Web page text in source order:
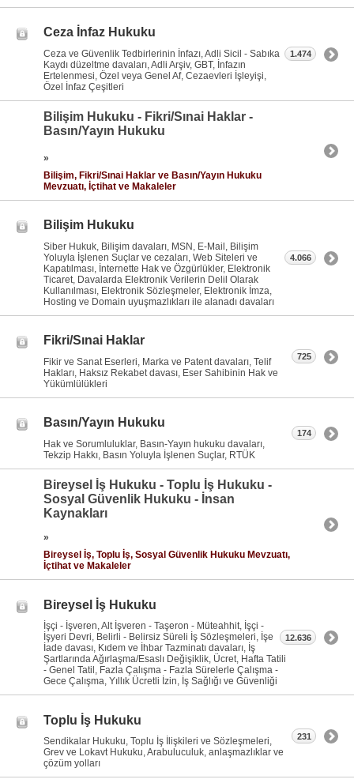
Ceza İnfaz Hukuku
Ceza ve Güvenlik Tedbirlerinin İnfazı, Adli Sicil - Sabıka
Kaydı düzeltme davaları, Adli Arşiv, GBT, İnfazın
Ertelenmesi, Özel veya Genel Af, Cezaevleri İşleyişi,
Özel İnfaz Çeşitleri
1.474
Bilişim Hukuku - Fikri/Sınai Haklar -
Basın/Yayın Hukuku
»
Bilişim, Fikri/Sınai Haklar ve Basın/Yayın Hukuku
Mevzuatı, İçtihat ve Makaleler
Bilişim Hukuku
Siber Hukuk, Bilişim davaları, MSN, E-Mail, Bilişim
Yoluyla İşlenen Suçlar ve cezaları, Web Siteleri ve
Kapatılması, İnternette Hak ve Özgürlükler, Elektronik
Ticaret, Davalarda Elektronik Verilerin Delil Olarak
Kullanılması, Elektronik Sözleşmeler, Elektronik İmza,
Hosting ve Domain uyuşmazlıkları ile alanadı davaları
4.066
Fikri/Sınai Haklar
Fikir ve Sanat Eserleri, Marka ve Patent davaları, Telif
Hakları, Haksız Rekabet davası, Eser Sahibinin Hak ve
Yükümlülükleri
725
Basın/Yayın Hukuku
Hak ve Sorumluluklar, Basın-Yayın hukuku davaları,
Tekzip Hakkı, Basın Yoluyla İşlenen Suçlar, RTÜK
174
Bireysel İş Hukuku - Toplu İş Hukuku -
Sosyal Güvenlik Hukuku - İnsan
Kaynakları
»
Bireysel İş, Toplu İş, Sosyal Güvenlik Hukuku Mevzuatı,
İçtihat ve Makaleler
Bireysel İş Hukuku
İşçi - İşveren, Alt İşveren - Taşeron - Müteahhit, İşçi -
İşyeri Devri, Belirli - Belirsiz Süreli İş Sözleşmeleri, İşe
İade davası, Kıdem ve İhbar Tazminatı davaları, İş
Şartlarında Ağırlaşma/Esaslı Değişiklik, Ücret, Hafta Tatili
- Genel Tatil, Fazla Çalışma - Fazla Sürelerle Çalışma -
Gece Çalışma, Yıllık Ücretli İzin, İş Sağlığı ve Güvenliği
12.636
Toplu İş Hukuku
Sendikalar Hukuku, Toplu İş İlişkileri ve Sözleşmeleri,
Grev ve Lokavt Hukuku, Arabuluculuk, anlaşmazlıklar ve
çözüm yolları
231